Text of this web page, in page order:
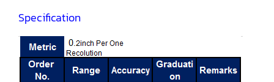
Specification